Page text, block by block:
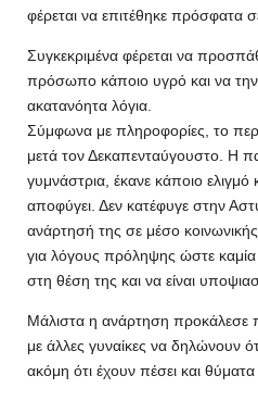
φέρεται να επιτέθηκε πρόσφατα
Συγκεκριμένα φέρεται να
πρόσωπο κάποιο υγρό και να την
ακατανόητα λόγια.
Σύμφωνα με πληροφορίες, το
μετά τον Δεκαπενταύγουστο. Η
γυμνάστρια, έκανε κάποιο ελιγμό
αποφύγει. Δεν κατέφυγε στην
ανάρτησή της σε μέσο
για λόγους πρόληψης ώστε καμία
στη θέση της και να είναι
Μάλιστα η ανάρτηση προκάλεσε
με άλλες γυναίκες να δηλώνουν
ακόμη ότι έχουν πέσει και